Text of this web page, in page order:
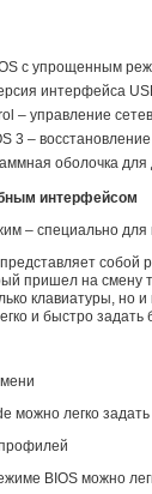
с упрощенным
интерфейса
– управление
3 –
оболочка
интерфейсом
– специально для
представляет
пришел на смену
клавиатуры, но
и быстро
можно легко
BIOS можно